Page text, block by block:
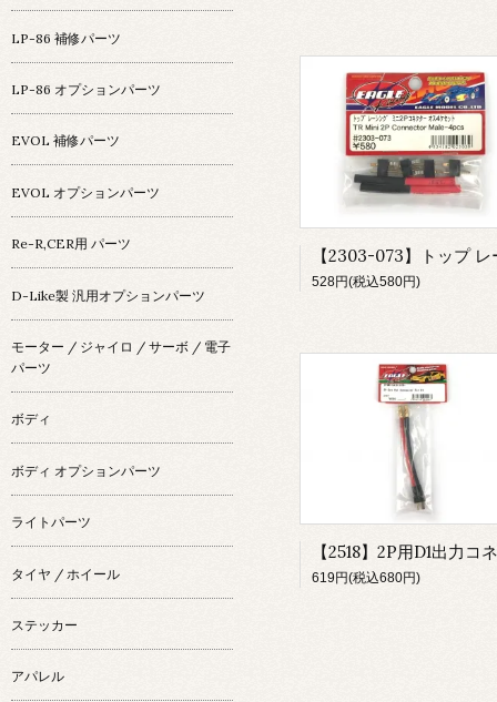
528円(税込580円)
619円(税込680円)
LP-86 補修パーツ
LP-86 オプションパーツ
EVOL 補修パーツ
EVOL オプションパーツ
Re-R,CER用 パーツ
D-Like製 汎用オプションパーツ
モーター / ジャイロ / サーボ / 電子
パーツ
ボディ
ボディ オプションパーツ
ライトパーツ
タイヤ / ホイール
ステッカー
アパレル